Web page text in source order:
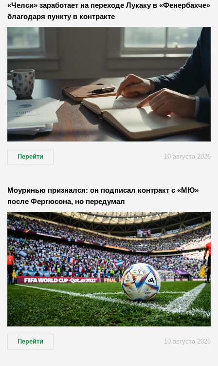
«Челси» заработает на переходе Лукаку в «Фенербахче»
благодаря пункту в контракте
Перейти 10 августа 2026
Моуринью признался: он подписал контракт с «МЮ»
после Фергюсона, но передумал
Перейти 10 августа 2026